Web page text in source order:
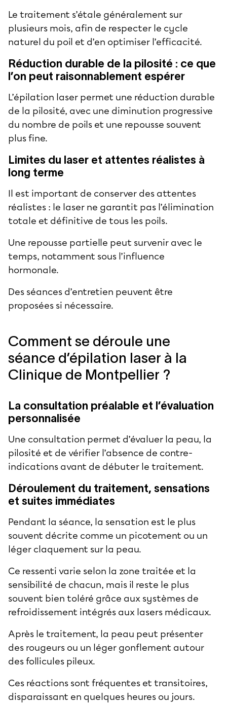
Le traitement s’étale généralement sur
plusieurs mois, afin de respecter le cycle
naturel du poil et d’en optimiser l’efficacité.
Réduction durable de la pilosité : ce que
l’on peut raisonnablement espérer
L’épilation laser permet une réduction durable
de la pilosité, avec une diminution progressive
du nombre de poils et une repousse souvent
plus fine.
Limites du laser et attentes réalistes à
long terme
Il est important de conserver des attentes
réalistes : le laser ne garantit pas l’élimination
totale et définitive de tous les poils.
Une repousse partielle peut survenir avec le
temps, notamment sous l’influence
hormonale.
Des séances d’entretien peuvent être
proposées si nécessaire.
Comment se déroule une
séance d’épilation laser à la
Clinique de Montpellier ?
La consultation préalable et l’évaluation
personnalisée
Une consultation permet d’évaluer la peau, la
pilosité et de vérifier l’absence de contre-
indications avant de débuter le traitement.
Déroulement du traitement, sensations
et suites immédiates
Pendant la séance, la sensation est le plus
souvent décrite comme un picotement ou un
léger claquement sur la peau.
Ce ressenti varie selon la zone traitée et la
sensibilité de chacun, mais il reste le plus
souvent bien toléré grâce aux systèmes de
refroidissement intégrés aux lasers médicaux.
Après le traitement, la peau peut présenter
des rougeurs ou un léger gonflement autour
des follicules pileux.
Ces réactions sont fréquentes et transitoires,
disparaissant en quelques heures ou jours.